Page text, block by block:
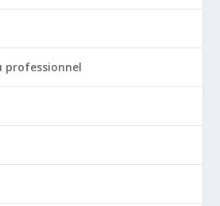
professionnel